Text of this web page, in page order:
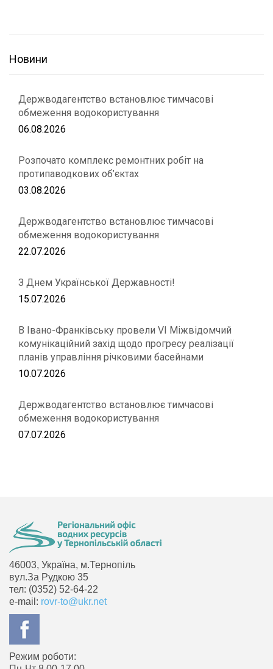
Новини
Держводагентство встановлює тимчасові
обмеження водокористування
06.08.2026
Розпочато комплекс ремонтних робіт на
протипаводкових об’єктах
03.08.2026
Держводагентство встановлює тимчасові
обмеження водокористування
22.07.2026
З Днем Української Державності!
15.07.2026
В Івано-Франківську провели VІ Міжвідомчий
комунікаційний захід щодо прогресу реалізації
планів управління річковими басейнами
10.07.2026
Держводагентство встановлює тимчасові
обмеження водокористування
07.07.2026
46003, Україна, м.Тернопіль
вул.За Рудкою 35
тел: (0352) 52-64-22
e-mail: rovr-to@ukr.net
Режим роботи: